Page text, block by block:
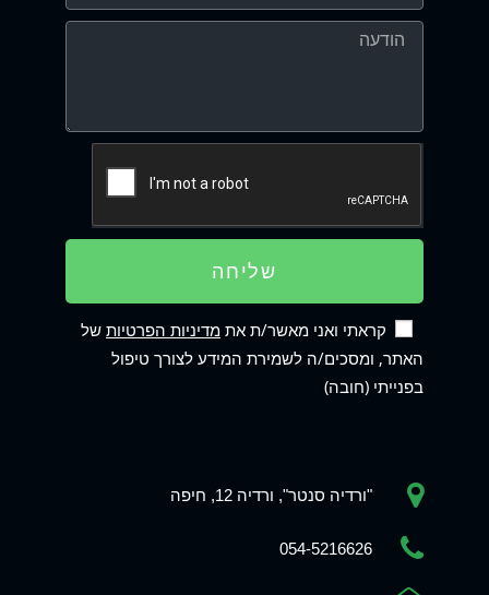
שליחה
קראתי ואני מאשר/ת את מדיניות הפרטיות של
האתר, ומסכים/ה לשמירת המידע לצורך טיפול
בפנייתי (חובה)
"ורדיה סנטר", ורדיה 12, חיפה
054-5216626